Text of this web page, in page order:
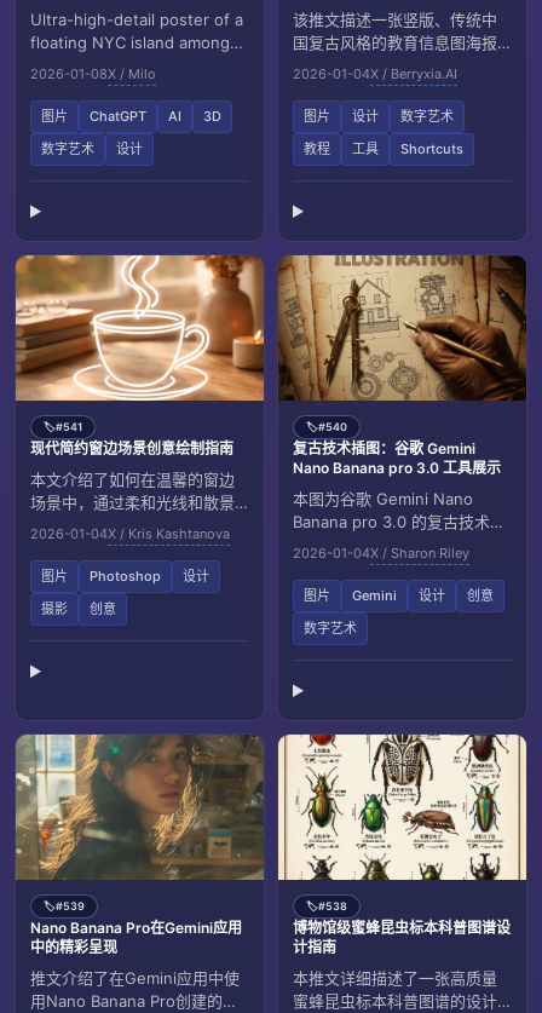
Ultra-high-detail poster of a
floating NYC island among
clouds, with cinematic
2026-01-08X / Milo
图片 ChatGPT AI
3D
数字艺术
设计
该推文描述一张竖版、传统中
国复古风格的教育信息图海报
的设计规范，包含核心主题、
经典语录、核心观点六项内
容、关系图谱、时间线与人物
卡等模块，强调统一字体、留
白比例、高分辨率输出与竖横
展览使用。
2026-01-04X / Berryxia.AI
图片 设计
数字艺术
教程
工具 Shortcuts
🏷️#541
现代简约窗边场景创意绘制指南
本文介绍了如何在温馨的窗边
场景中，通过柔和光线和散景
效果，结合连续线条白色涂
鸦，打造具有艺术感的现代风
格照片背景。适合设计师和创
意者参考使用。
2026-01-04X / Kris Kashtanova
图片 Photoshop
设计
摄影
创意
🏷️#540
复古技术插图：谷歌 Gemini
Nano Banana pro 3.0 工具展示
本图为谷歌 Gemini Nano
Banana pro 3.0 的复古技术插
图，描绘一只戴手套的手握黄
铜绘图圆规和老式钢笔，背景
为房屋建筑蓝图及机械元素，
展现传统制图与现代技术的结
合。
2026-01-04X / Sharon Riley
图片 Gemini 设计
创意
数字艺术
🏷️#539
Nano Banana Pro在Gemini应用
中的精彩呈现
推文介绍了在Gemini应用中使
用Nano Banana Pro创建的肖
🏷️#538
博物馆级蜜蜂昆虫标本科普图谱设
计指南
本推文详细描述了一张高质量
蜜蜂昆虫标本科普图谱的设计